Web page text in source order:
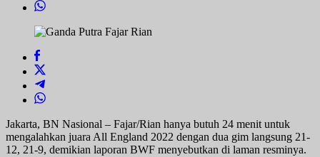
Jakarta, BN Nasional – Fajar/Rian hanya butuh 24 menit untuk
mengalahkan juara All England 2022 dengan dua gim langsung 21-
12, 21-9, demikian laporan BWF menyebutkan di laman resminya.